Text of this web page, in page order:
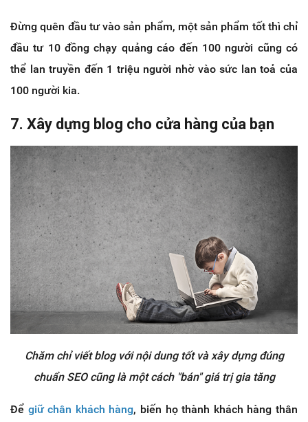
Đừng quên đầu tư vào sản phẩm, một sản phẩm tốt thì chỉ
đầu tư 10 đồng chạy quảng cáo đến 100 người cũng có
thể lan truyền đến 1 triệu người nhờ vào sức lan toả của
100 người kia.
7. Xây dựng blog cho cửa hàng của bạn
Chăm chỉ viết blog với nội dung tốt và xây dựng đúng
chuẩn SEO cũng là một cách "bán" giá trị gia tăng
Để giữ chân khách hàng, biến họ thành khách hàng thân